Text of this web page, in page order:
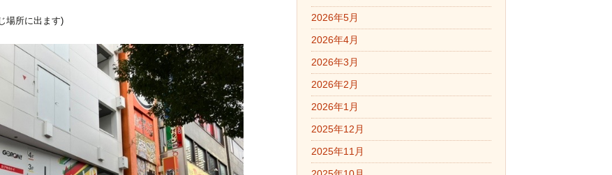
場所に出ます)
2026年5月
2026年4月
2026年3月
2026年2月
2026年1月
2025年12月
2025年11月